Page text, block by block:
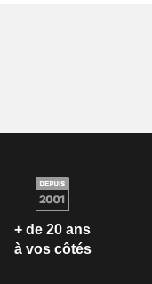
+ de 20 ans
à vos côtés